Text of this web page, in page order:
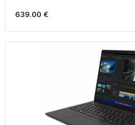
639.00 €